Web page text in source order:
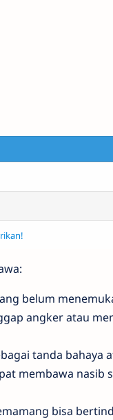
belum
angker atau
tanda bahaya
membawa nasib
bisa